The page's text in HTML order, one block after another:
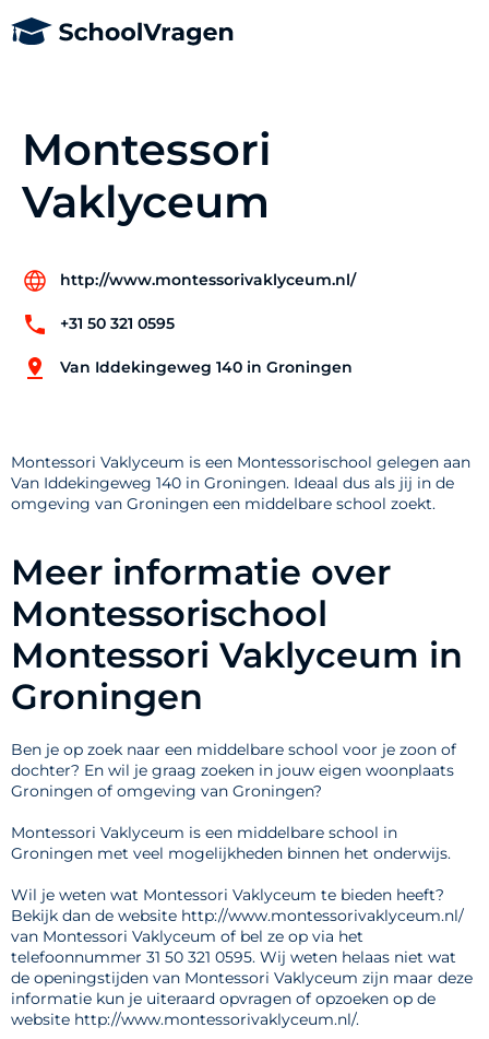
Montessori
Vaklyceum
http://www.montessorivaklyceum.nl/
+31 50 321 0595
Van Iddekingeweg 140 in Groningen
Montessori Vaklyceum is een Montessorischool gelegen aan
Van Iddekingeweg 140 in Groningen. Ideaal dus als jij in de
omgeving van Groningen een middelbare school zoekt.
Meer informatie over
Montessorischool
Montessori Vaklyceum in
Groningen
Ben je op zoek naar een middelbare school voor je zoon of
dochter? En wil je graag zoeken in jouw eigen woonplaats
Groningen of omgeving van Groningen?
Montessori Vaklyceum is een middelbare school in
Groningen met veel mogelijkheden binnen het onderwijs.
Wil je weten wat Montessori Vaklyceum te bieden heeft?
Bekijk dan de website http://www.montessorivaklyceum.nl/
van Montessori Vaklyceum of bel ze op via het
telefoonnummer 31 50 321 0595. Wij weten helaas niet wat
de openingstijden van Montessori Vaklyceum zijn maar deze
informatie kun je uiteraard opvragen of opzoeken op de
website http://www.montessorivaklyceum.nl/.